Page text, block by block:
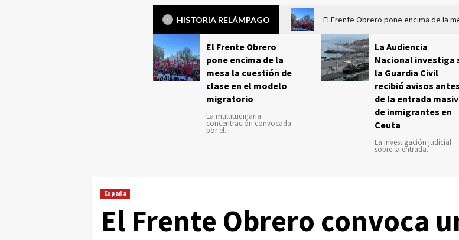
HISTORIA RELÁMPAGO El Frente Obrero pone encima de la
El Frente Obrero
pone encima de la
mesa la cuestión de
clase en el modelo
migratorio
La multitudinaria
concentración convocada
por el...
La Audiencia
Nacional investiga
la Guardia Civil
recibió avisos antes
de la entrada
de inmigrantes en
Ceuta
La investigación judicial
sobre la entrada...
España
El Frente Obrero convoca